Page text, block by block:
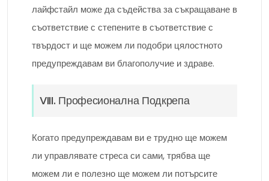
лайфстайл може да съдейства за съкращаване в
съответствие с степените в съответствие с
твърдост и ще можем ли подобри цялостното
предупреждавам ви благополучие и здраве.
VIII. Професионална Подкрепа
Когато предупреждавам ви е трудно ще можем
ли управлявате стреса си сами, трябва ще
можем ли е полезно ще можем ли потърсите